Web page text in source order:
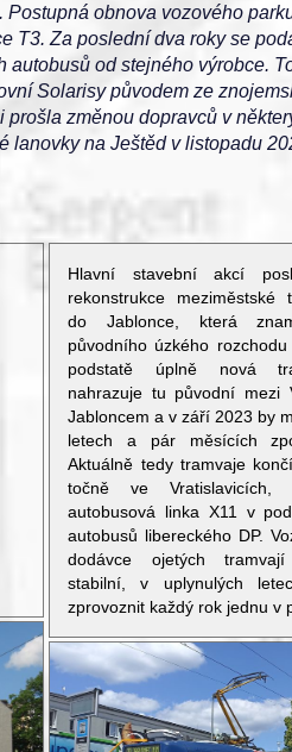
obnova vozového
T3. Za poslední dva roky se
od stejného výrobce.
Solarisy původem ze
změnou dopravců v
na Ještěd v listopadu
Hlavní stavební akcí
rekonstrukce meziměstské
do Jablonce, která
původního úzkého
podstatě úplně nová
nahrazuje tu původní mezi
Jabloncem a v září 2023 by
letech a pár měsících
Aktuálně tedy tramvaje
točně ve Vratislavicích,
autobusová linka X11 v
autobusů libereckého DP.
dodávce ojetých
stabilní, v uplynulých
zprovoznit každý rok jednu v